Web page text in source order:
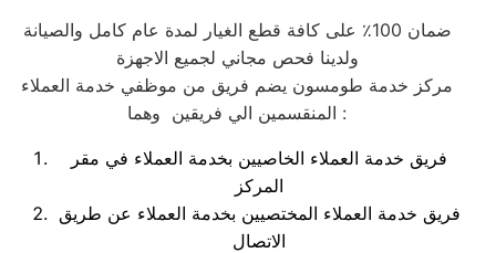
ضمان 100٪ على كافة قطع الغيار لمدة عام كامل والصيانة
ولدينا فحص مجاني لجميع الاجهزة
مركز خدمة طومسون يضم فريق من موظفي خدمة العملاء
المنقسمين الي فريقين وهما :
فريق خدمة العملاء الخاصيين بخدمة العملاء في مقر
المركز
فريق خدمة العملاء المختصيين بخدمة العملاء عن طريق
الاتصال